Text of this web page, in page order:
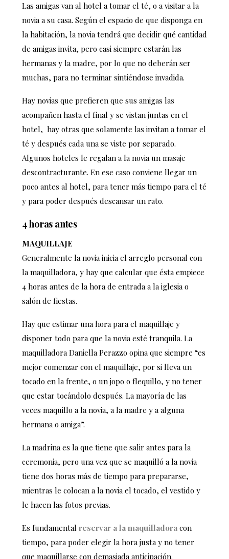
Las amigas van al hotel a tomar el té, o a visitar a la
novia a su casa. Según el espacio de que disponga en
la habitación, la novia tendrá que decidir qué cantidad
de amigas invita, pero casi siempre estarán las
hermanas y la madre, por lo que no deberán ser
muchas, para no terminar sintiéndose invadida.
Hay novias que prefieren que sus amigas las
acompañen hasta el final y se vistan juntas en el
hotel, hay otras que solamente las invitan a tomar el
té y después cada una se viste por separado.
Algunos hoteles le regalan a la novia un masaje
descontracturante. En ese caso conviene llegar un
poco antes al hotel, para tener más tiempo para el té
y para poder después descansar un rato.
4 horas antes
MAQUILLAJE
Generalmente la novia inicia el arreglo personal con
la maquilladora, y hay que calcular que ésta empiece
4 horas antes de la hora de entrada a la iglesia o
salón de fiestas.
Hay que estimar una hora para el maquillaje y
disponer todo para que la novia esté tranquila. La
maquilladora Daniella Perazzo opina que siempre “es
mejor comenzar con el maquillaje, por si lleva un
tocado en la frente, o un jopo o flequillo, y no tener
que estar tocándolo después. La mayoría de las
veces maquillo a la novia, a la madre y a alguna
hermana o amiga”.
La madrina es la que tiene que salir antes para la
ceremonia, pero una vez que se maquilló a la novia
tiene dos horas más de tiempo para prepararse,
mientras le colocan a la novia el tocado, el vestido y
le hacen las fotos previas.
Es fundamental reservar a la maquilladoracon
tiempo, para poder elegir la hora justa y no tener
que maquillarse con demasiada anticipación.